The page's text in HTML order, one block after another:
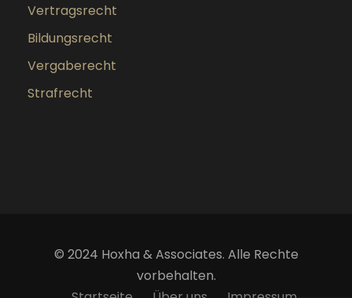
Vertragsrecht
Bildungsrecht
Vergaberecht
Strafrecht
© 2024 Hoxha & Associates. Alle Rechte
vorbehalten.